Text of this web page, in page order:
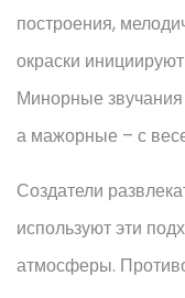
построения,
окраски
Минорные звучания
а мажорные – с
Создатели
используют эти
атмосферы.